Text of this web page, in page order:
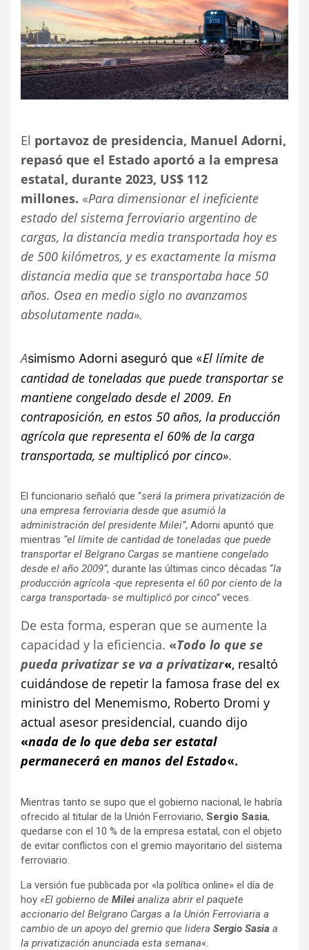
El portavoz de presidencia, Manuel Adorni,
repasó que el Estado aportó a la empresa
estatal, durante 2023, US$ 112
millones. «Para dimensionar el ineficiente
estado del sistema ferroviario argentino de
cargas, la distancia media transportada hoy es
de 500 kilómetros, y es exactamente la misma
distancia media que se transportaba hace 50
años. Osea en medio siglo no avanzamos
absolutamente nada».
Asimismo Adorni aseguró que «El límite de
cantidad de toneladas que puede transportar se
mantiene congelado desde el 2009. En
contraposición, en estos 50 años, la producción
agrícola que representa el 60% de la carga
transportada, se multiplicó por cinco».
El funcionario señaló que “será la primera privatización de
una empresa ferroviaria desde que asumió la
administración del presidente Milei”, Adorni apuntó que
mientras “el límite de cantidad de toneladas que puede
transportar el Belgrano Cargas se mantiene congelado
desde el año 2009”, durante las últimas cinco décadas “la
producción agrícola -que representa el 60 por ciento de la
carga transportada- se multiplicó por cinco”veces.
De esta forma, esperan que se aumente la
capacidad y la eficiencia. «Todo lo que se
pueda privatizar se va a privatizar«, resaltó
cuidándose de repetir la famosa frase del ex
ministro del Menemismo, Roberto Dromi y
actual asesor presidencial, cuando dijo
«nada de lo que deba ser estatal
permanecerá en manos del Estado«.
Mientras tanto se supo que el gobierno nacional, le habría
ofrecido al titular de la Unión Ferroviario, Sergio Sasia,
quedarse con el 10 % de la empresa estatal, con el objeto
de evitar conflictos con el gremio mayoritario del sistema
ferroviario.
La versión fue publicada por «la política online» el día de
hoy «El gobierno de Milei analiza abrir el paquete
accionario del Belgrano Cargas a la Unión Ferroviaria a
cambio de un apoyo del gremio que lidera Sergio Sasia a
la privatización anunciada esta semana«.